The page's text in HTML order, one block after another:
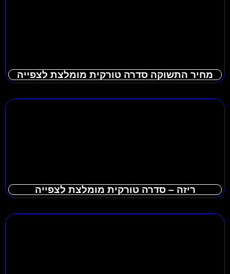
מחיר התשוקה סדרה טורקית מומלצת לצפייה
ריזה – סדרה טורקית מומלצת לצפייה